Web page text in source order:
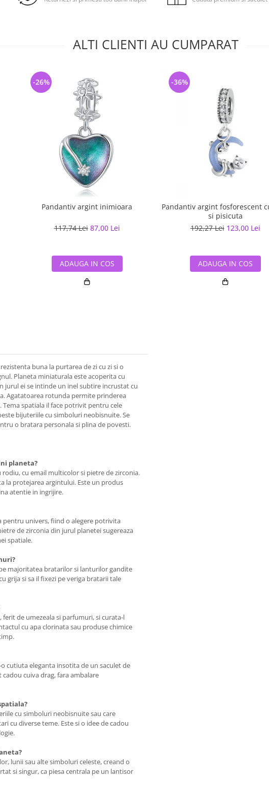
ALTI CLIENTI AU CUMPARAT
Pandantiv argint inimioara
117,74 Lei 87,00 Lei
-26%
ADAUGA IN COS
Pandantiv argint fosforescent
si pisicuta
192,27 Lei 123,00 Lei
-36%
ADAUGA IN COS
buna la purtarea de zi cu zi si o
Planeta miniaturala este acoperita cu
jurul ei se intinde un inel subtire incrustat cu
Agatatoarea rotunda permite prinderea
spatiala il face potrivit pentru cele
bijuteriile cu simboluri neobisnuite. Se
o bratara personala si plina de povesti.
planeta?
cu email multicolor si pietre de zirconia.
la protejarea argintului. Este un produs
atentie in ingrijire.
pentru univers, fiind o alegere potrivita
de zirconia din jurul planetei sugereaza
spatiale.
majoritatea bratarilor si lanturilor gandite
grija si sa il fixezi pe veriga bratarii tale
de umezeala si parfumuri, si curata-l
cu apa clorinata sau produse chimice
cutiuta eleganta insotita de un saculet de
cuiva drag, fara ambalare
cu simboluri neobisnuite sau care
cu diverse teme. Este si o idee de cadou
lunii sau alte simboluri celeste, creand o
si singur, ca piesa centrala pe un lantisor